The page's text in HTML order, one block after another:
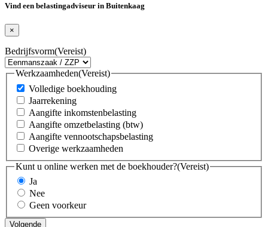
Vind een belastingadviseur in Buitenkaag
×
Bedrijfsvorm(Vereist)
Werkzaamheden(Vereist)
Volledige boekhouding
Jaarrekening
Aangifte inkomstenbelasting
Aangifte omzetbelasting (btw)
Aangifte vennootschapsbelasting
Overige werkzaamheden
Kunt u online werken met de boekhouder?(Vereist)
Ja
Nee
Geen voorkeur